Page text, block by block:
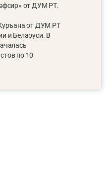
от ДУМ РТ.
от ДУМ РТ
и Беларуси. В
по 10